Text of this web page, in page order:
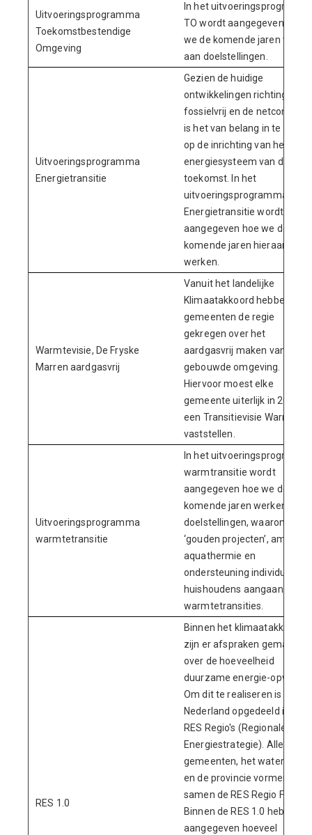
Uitvoeringsprogramma
Toekomstbestendige
Omgeving
In het
TO wordt aangegeven hoe
we de komende jaren
aan doelstellingen.
Uitvoeringsprogramma
Energietransitie
Gezien de huidige
ontwikkelingen richting
fossielvrij en de
is het van belang in te
op de inrichting van het
energiesysteem van de
toekomst. In het
uitvoeringsprogramma
Energietransitie wordt
aangegeven hoe we de
komende jaren hieraan gaan
werken.
Warmtevisie, De Fryske
Marren aardgasvrij
Vanuit het landelijke
Klimaatakkoord hebben
gemeenten de regie
gekregen over het
aardgasvrij maken van de
gebouwde omgeving.
Hiervoor moest elke
gemeente uiterlijk in 2021
een Transitievisie Warmte
vaststellen.
Uitvoeringsprogramma
warmtetransitie
In het
warmtransitie wordt
aangegeven hoe we de
komende jaren werken aan
doelstellingen, waaronder
‘gouden projecten’, ambities
aquathermie en
ondersteuning individuele
huishoudens aangaande
warmtetransities.
RES 1.0
Binnen het klimaatakkoord
zijn er afspraken gemaakt
over de hoeveelheid
duurzame energie-opwek.
Om dit te realiseren is
Nederland opgedeeld in 30
RES Regio's (Regionale
Energiestrategie). Alle
gemeenten, het waterschap
en de provincie vormen
samen de RES Regio
Binnen de RES 1.0 hebben
aangegeven hoeveel